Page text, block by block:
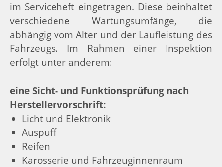
im Serviceheft eingetragen. Diese beinhaltet
verschiedene Wartungsumfänge, die
abhängig vom Alter und der Laufleistung des
Fahrzeugs. Im Rahmen einer Inspektion
erfolgt unter anderem:
eine Sicht- und Funktionsprüfung nach
Herstellervorschrift:
Licht und Elektronik
Auspuff
Reifen
Karosserie und Fahrzeuginnenraum